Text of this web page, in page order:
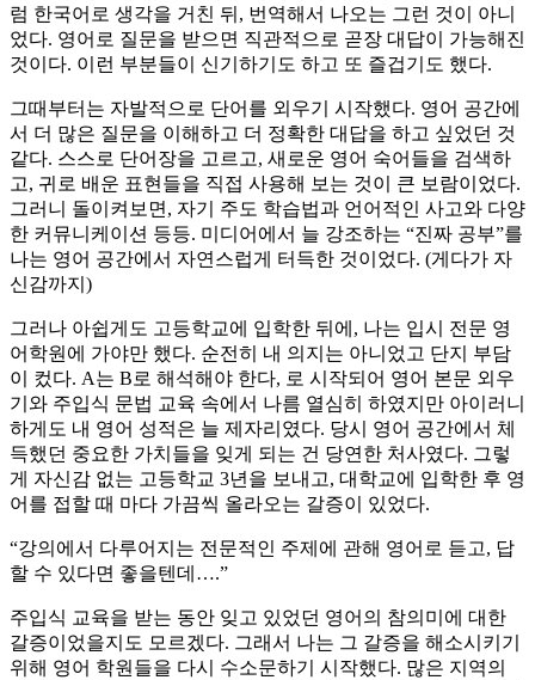
럼 한국어로 생각을 거친 뒤, 번역해서 나오는 그런 것이 아니
었다. 영어로 질문을 받으면 직관적으로 곧장 대답이 가능해진
것이다. 이런 부분들이 신기하기도 하고 또 즐겁기도 했다.
그때부터는 자발적으로 단어를 외우기 시작했다. 영어 공간에
서 더 많은 질문을 이해하고 더 정확한 대답을 하고 싶었던 것
같다. 스스로 단어장을 고르고, 새로운 영어 숙어들을 검색하
고, 귀로 배운 표현들을 직접 사용해 보는 것이 큰 보람이었다.
그러니 돌이켜보면, 자기 주도 학습법과 언어적인 사고와 다양
한 커뮤니케이션 등등. 미디어에서 늘 강조하는 “진짜 공부”를
나는 영어 공간에서 자연스럽게 터득한 것이었다. (게다가 자
신감까지)
그러나 아쉽게도 고등학교에 입학한 뒤에, 나는 입시 전문 영
어학원에 가야만 했다. 순전히 내 의지는 아니었고 단지 부담
이 컸다. A는 B로 해석해야 한다, 로 시작되어 영어 본문 외우
기와 주입식 문법 교육 속에서 나름 열심히 하였지만 아이러니
하게도 내 영어 성적은 늘 제자리였다. 당시 영어 공간에서 체
득했던 중요한 가치들을 잊게 되는 건 당연한 처사였다. 그렇
게 자신감 없는 고등학교 3년을 보내고, 대학교에 입학한 후 영
어를 접할 때 마다 가끔씩 올라오는 갈증이 있었다.
“강의에서 다루어지는 전문적인 주제에 관해 영어로 듣고, 답
할 수 있다면 좋을텐데….”
주입식 교육을 받는 동안 잊고 있었던 영어의 참의미에 대한
갈증이었을지도 모르겠다. 그래서 나는 그 갈증을 해소시키기
위해 영어 학원들을 다시 수소문하기 시작했다. 많은 지역의